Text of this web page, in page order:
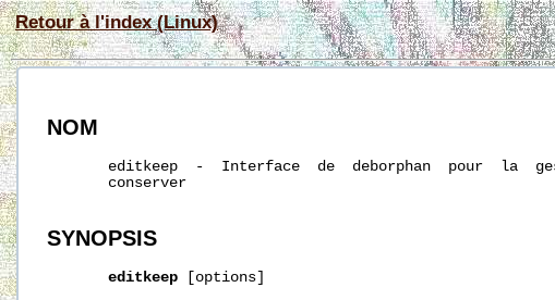
Retour à l'index (Linux)
NOM
editkeep  -  Interface  de  deborphan  pour  la
       conserver
SYNOPSIS
editkeep [options]